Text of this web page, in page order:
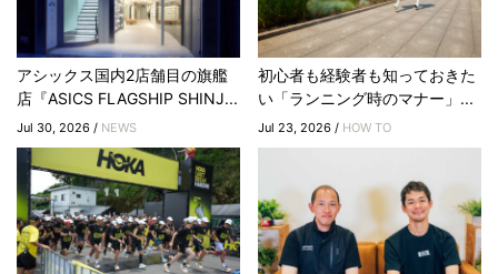
アシックス国内2店舗目の旗艦
店『ASICS FLAGSHIP SHINJ...
Jul 30, 2026 / NEWS
初心者も経験者も知っておきた
い「ランニング時のマナー」...
Jul 23, 2026 / HOW TO